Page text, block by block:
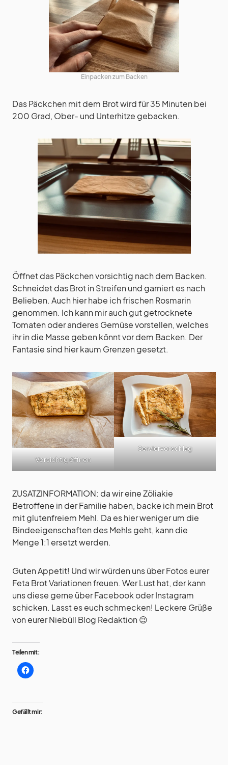
Einpacken zum Backen
Das Päckchen mit dem Brot wird für 35 Minuten bei
200 Grad, Ober- und Unterhitze gebacken.
Öffnet das Päckchen vorsichtig nach dem Backen.
Schneidet das Brot in Streifen und garniert es nach
Belieben. Auch hier habe ich frischen Rosmarin
genommen. Ich kann mir auch gut getrocknete
Tomaten oder anderes Gemüse vorstellen, welches
ihr in die Masse geben könnt vor dem Backen. Der
Fantasie sind hier kaum Grenzen gesetzt.
Vorsichtig öffnen
Serviervorschlag
ZUSATZINFORMATION: da wir eine Zöliakie
Betroffene in der Familie haben, backe ich mein Brot
mit glutenfreiem Mehl. Da es hier weniger um die
Bindeeigenschaften des Mehls geht, kann die
Menge 1:1 ersetzt werden.
Guten Appetit! Und wir würden uns über Fotos eurer
Feta Brot Variationen freuen. Wer Lust hat, der kann
uns diese gerne über Facebook oder Instagram
schicken. Lasst es euch schmecken! Leckere Grüße
von eurer Niebüll Blog Redaktion 😉
Teilen mit:
Gefällt mir: